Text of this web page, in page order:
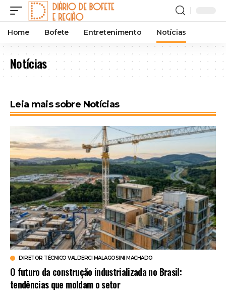
Home Bofete Entretenimento Notícias
Notícias
Leia mais sobre Notícias
DIRETOR TÉCNICO VALDERCI MALAGOSINI MACHADO
O futuro da construção industrializada no Brasil:
tendências que moldam o setor